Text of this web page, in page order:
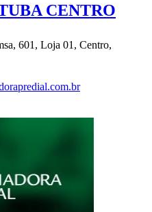
CENTRO
601, Loja 01, Centro,